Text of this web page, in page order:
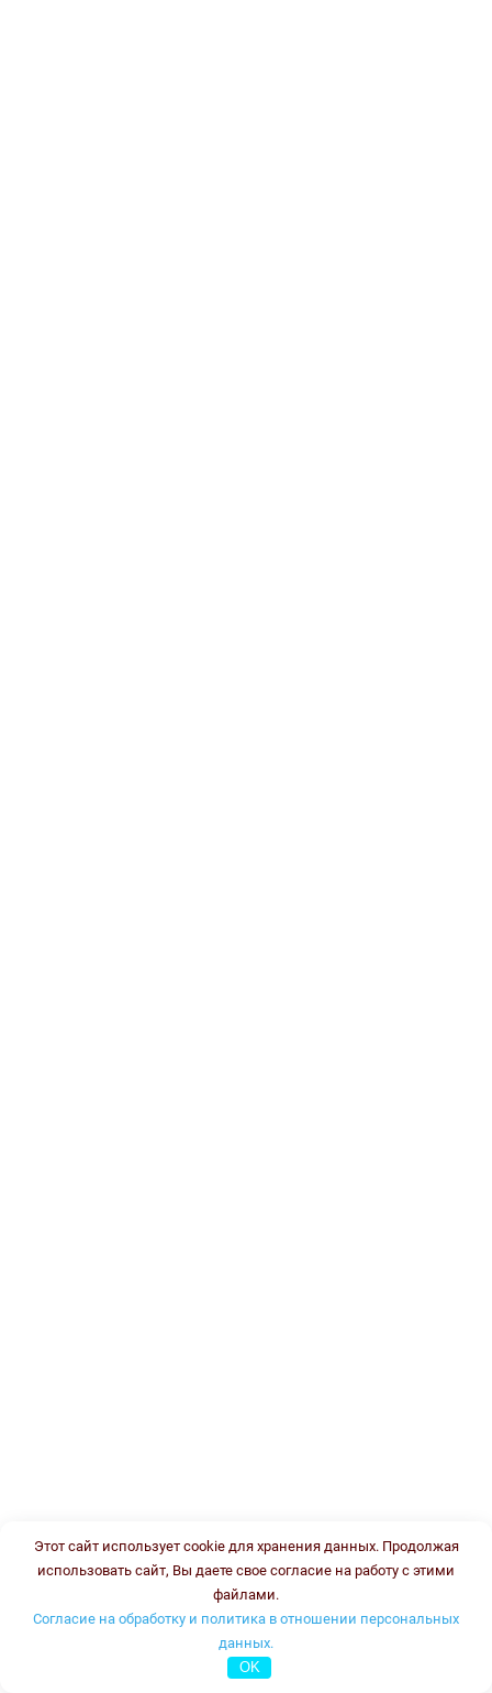
Этот сайт использует cookie для хранения данных. Продолжая
использовать сайт, Вы даете свое согласие на работу с этими
файлами.
Согласие на обработку и политика в отношении персональных
данных.
OK